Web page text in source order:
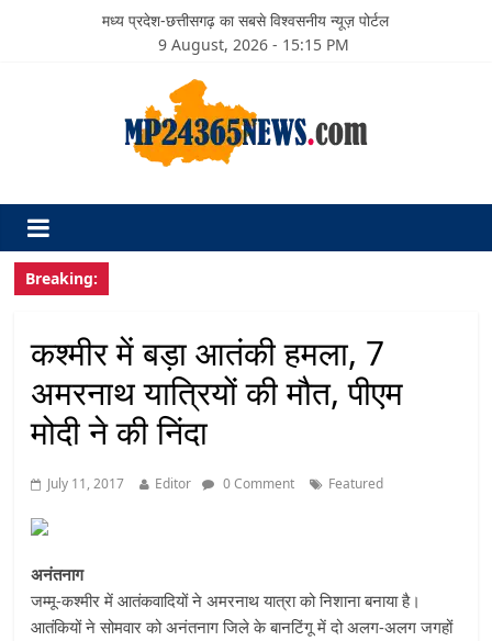
मध्य प्रदेश-छत्तीसगढ़ का सबसे विश्वसनीय न्यूज़ पोर्टल
9 August, 2026 - 15:15 PM
Breaking:
कश्मीर में बड़ा आतंकी हमला, 7
अमरनाथ यात्रियों की मौत, पीएम
मोदी ने की निंदा
July 11, 2017 Editor 0 Comment Featured
अनंतनाग
जम्मू-कश्मीर में आतंकवादियों ने अमरनाथ यात्रा को निशाना बनाया है।
आतंकियों ने सोमवार को अनंतनाग जिले के बानटिंगू में दो अलग-अलग जगहों